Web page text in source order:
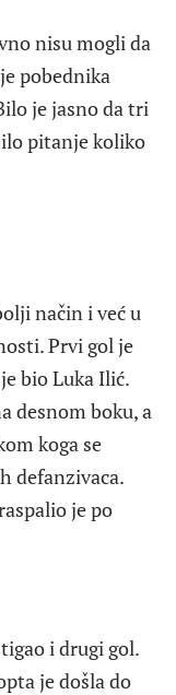
nisu mogli da
pobednika
je jasno da tri
pitanje koliko
način i već u
Prvi gol je
bio Luka Ilić.
desnom boku, a
koga se
defanzivaca.
je po
i drugi gol.
je došla do